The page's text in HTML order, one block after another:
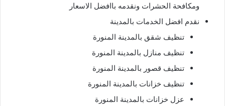
ومكافحة الحشرات ونقدمه باافضل الاسعار
نقدم افضل الخدمات بالمدينة
تنظيف شقق بالمدينة المنورة
تنظيف منازل بالمدينة المنورة
تنظيف قصور بالمدينة المنورة
تنظيف خزانات بالمدينة المنورة
عزل خزانات بالمدينة المنورة